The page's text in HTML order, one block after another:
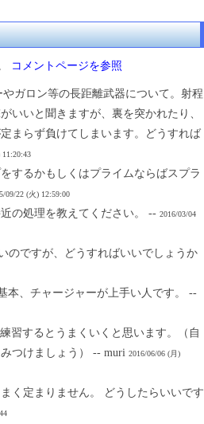
コメントページを参照
やガロン等の長距離武器について。射程
いいと聞きますが、裏を突かれたり、
まらず負けてしまいます。どうすれば
11:20:43
するかもしくはプライムならばスプラ
09/22 (火) 12:59:00
の処理を教えてください。 -- 2016/03/04
のですが、どうすればいいでしょうか
、チャージャーが上手い人です。 --
習するとうまくいくと思います。（自
つけましょう） -- muri 2016/06/06 (月)
く定まりません。 どうしたらいいです